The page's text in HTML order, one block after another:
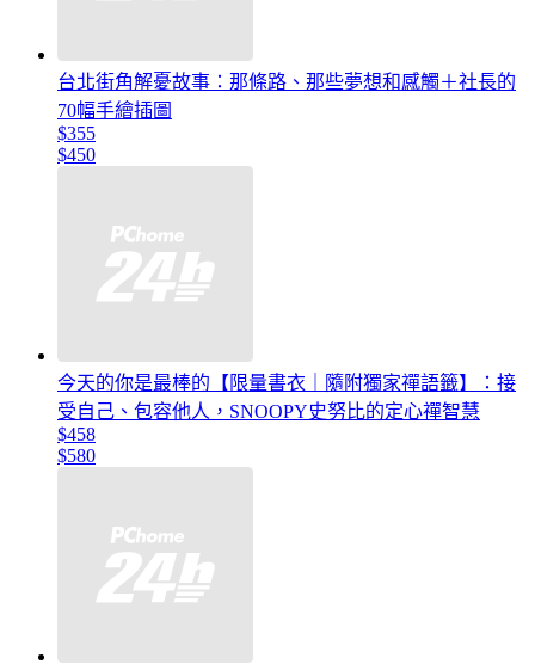
台北街角解憂故事：那條路、那些夢想和感觸＋社長的
70幅手繪插圖
$355
$450
今天的你是最棒的【限量書衣｜隨附獨家禪語籤】：接
受自己、包容他人，SNOOPY史努比的定心禪智慧
$458
$580